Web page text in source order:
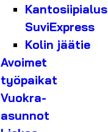
Kantosiipialus
SuviExpress
Kolin jäätie
Avoimet
työpaikat
Vuokra-
asunnot